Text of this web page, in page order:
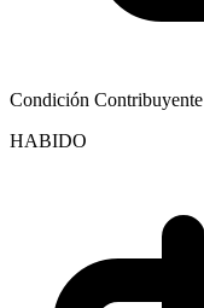
Condición Contribuyente
HABIDO